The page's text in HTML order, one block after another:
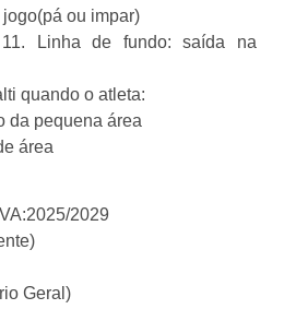
ou impar)
Linha de fundo: saída na
quando o atleta:
da pequena área
área
2029
Geral)